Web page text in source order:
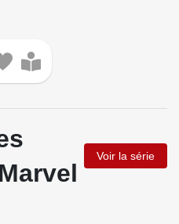
Voir la série